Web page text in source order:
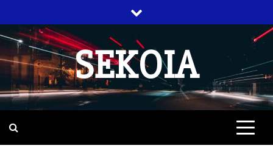
to
content
SEKOIA